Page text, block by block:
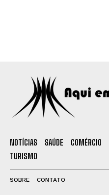
NOTÍCIAS SAÚDE COMÉRCIO
TURISMO
SOBRE CONTATO